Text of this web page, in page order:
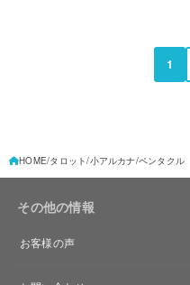
1
HOME タロット 小アルカナ ペンタクル
その他の情報
お客様の声